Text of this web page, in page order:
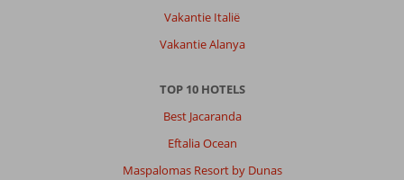
Vakantie Italië
Vakantie Alanya
TOP 10 HOTELS
Best Jacaranda
Eftalia Ocean
Maspalomas Resort by Dunas